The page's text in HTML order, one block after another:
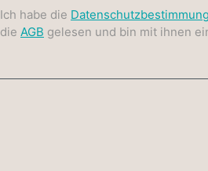
Ich habe die
die AGB gelesen und bin mit ihnen